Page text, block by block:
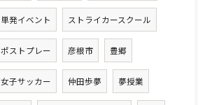
単発イベント ストライカースクール
ポストプレー 彦根市 豊郷
女子サッカー 仲田歩夢 夢授業